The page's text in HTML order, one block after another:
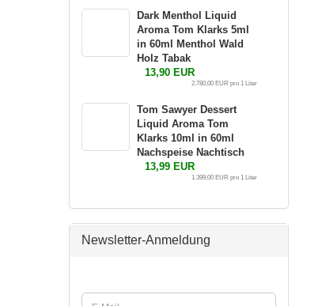
Dark Menthol Liquid
Aroma Tom Klarks 5ml
in 60ml Menthol Wald
Holz Tabak
13,90 EUR
2.780,00 EUR pro 1 Liter
Tom Sawyer Dessert
Liquid Aroma Tom
Klarks 10ml in 60ml
Nachspeise Nachtisch
13,99 EUR
1.399,00 EUR pro 1 Liter
Newsletter-Anmeldung